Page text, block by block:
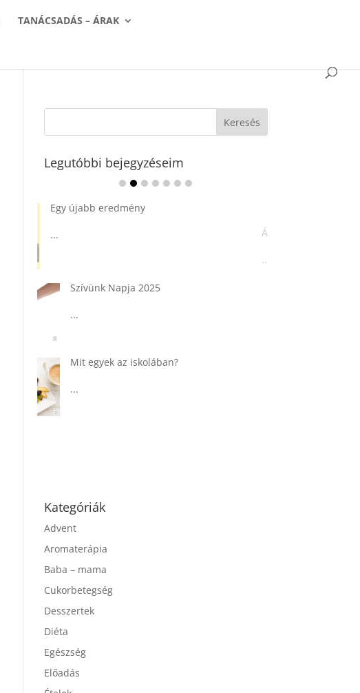
TANÁCSADÁS – ÁRAK
Legutóbbi bejegyzéseim
Ádvent 1. vasárnapja🌟
Tárkonyos csirkeragu leves
Táplálkozással az
Kategóriák
Előadás